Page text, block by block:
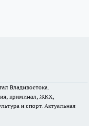
Владивостока.
криминал, ЖКХ,
и спорт. Актуальная